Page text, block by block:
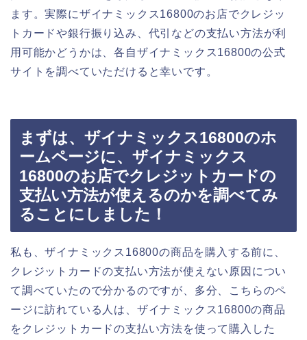
ます。実際にザイナミックス16800のお店でクレジッ
トカードや銀行振り込み、代引などの支払い方法が利
用可能かどうかは、各自ザイナミックス16800の公式
サイトを調べていただけると幸いです。
まずは、ザイナミックス16800のホ
ームページに、ザイナミックス
16800のお店でクレジットカードの
支払い方法が使えるのかを調べてみ
ることにしました！
私も、ザイナミックス16800の商品を購入する前に、
クレジットカードの支払い方法が使えない原因につい
て調べていたので分かるのですが、多分、こちらのペ
ージに訪れている人は、ザイナミックス16800の商品
をクレジットカードの支払い方法を使って購入した